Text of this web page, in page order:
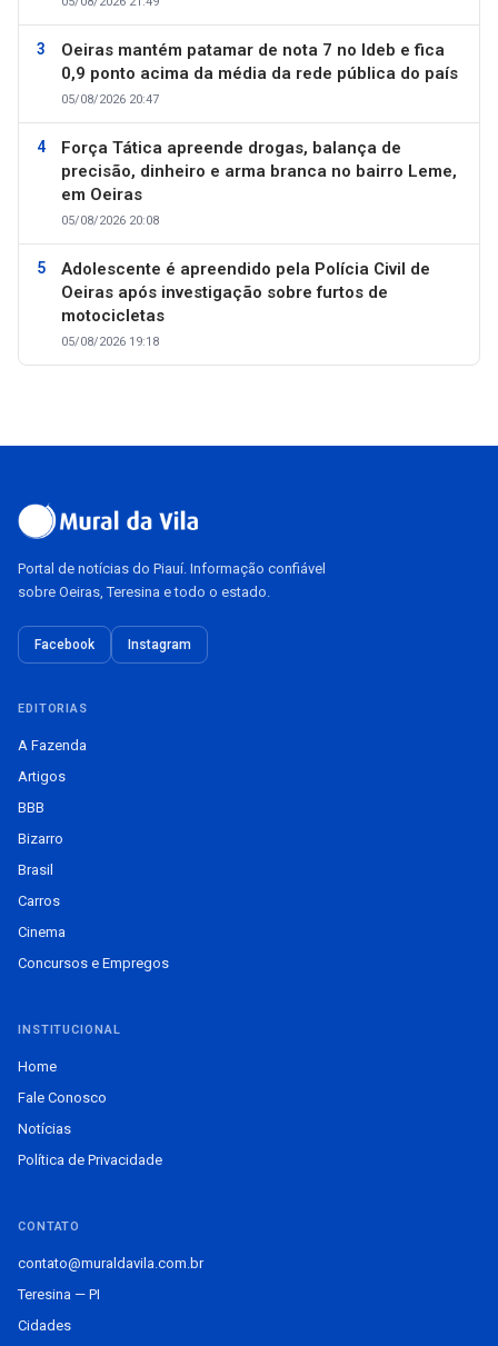
Oeiras mantém patamar de nota 7 no Ideb e fica
0,9 ponto acima da média da rede pública do país
05/08/2026 20:47
Força Tática apreende drogas, balança de
precisão, dinheiro e arma branca no bairro Leme,
em Oeiras
05/08/2026 20:08
Adolescente é apreendido pela Polícia Civil de
Oeiras após investigação sobre furtos de
motocicletas
05/08/2026 19:18
Portal de notícias do Piauí. Informação confiável
sobre Oeiras, Teresina e todo o estado.
Facebook Instagram
EDITORIAS
A Fazenda
Artigos
BBB
Bizarro
Brasil
Carros
Cinema
Concursos e Empregos
INSTITUCIONAL
Home
Fale Conosco
Notícias
Política de Privacidade
CONTATO
contato@muraldavila.com.br
Teresina — PI
Cidades